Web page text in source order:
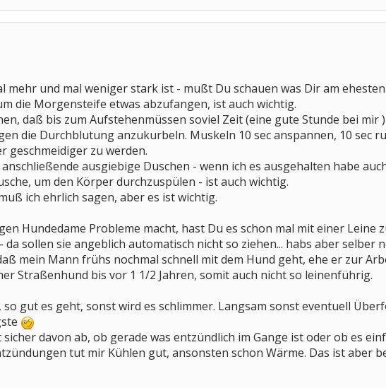
und mal weniger stark ist - mußt Du schauen was Dir am
die Morgensteife etwas abzufangen, ist auch wichtig.
daß bis zum Aufstehenmüssen soviel Zeit (eine gute Stunde bei mir
die Durchblutung anzukurbeln. Muskeln 10 sec anspannen, 10 sec
geschmeidiger zu werden.
ausgiebige Duschen - wenn ich es ausgehalten habe
um den Körper durchzuspülen - ist auch wichtig.
ich ehrlich sagen, aber es ist wichtig.
Hundedame Probleme macht, hast Du es schon mal mit einer Leine
sollen sie angeblich automatisch nicht so ziehen... habs aber selber
mein Mann frühs nochmal schnell mit dem Hund geht, ehe er zur
Straßenhund bis vor 1 1/2 Jahren, somit auch nicht so leinenführig.
gut es geht, sonst wird es schlimmer. Langsam sonst eventuell
davon ab, ob gerade was entzündlich im Gange ist oder ob es
tut mir Kühlen gut, ansonsten schon Wärme. Das ist aber